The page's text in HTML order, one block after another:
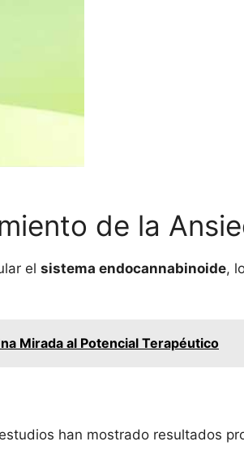
de la
el sistema endocannabinoide,
Mirada al Potencial Terapéutico
han mostrado resultados